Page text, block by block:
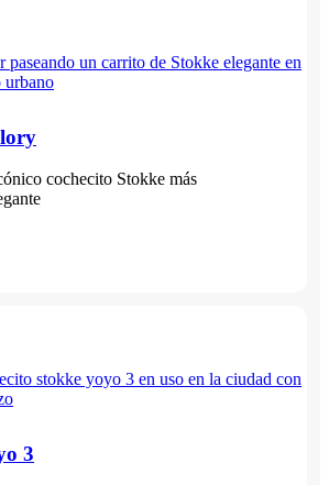
cochecito Stokke más
3